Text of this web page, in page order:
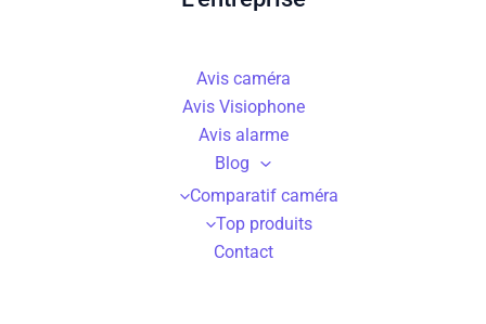
Avis caméra
Avis Visiophone
Avis alarme
Blog
Comparatif caméra
Top produits
Contact